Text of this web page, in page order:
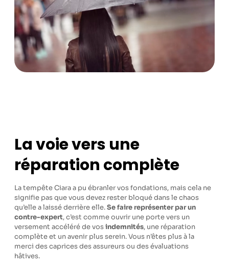
La voie vers une
réparation complète
La tempête Ciara a pu ébranler vos fondations, mais cela ne
signifie pas que vous devez rester bloqué dans le chaos
qu’elle a laissé derrière elle.Se faire représenter par un
contre-expert, c’est comme ouvrir une porte vers un
versement accéléré de vosindemnités, une réparation
complète et un avenir plus serein. Vous n’êtes plus à la
merci des caprices des assureurs ou des évaluations
hâtives.